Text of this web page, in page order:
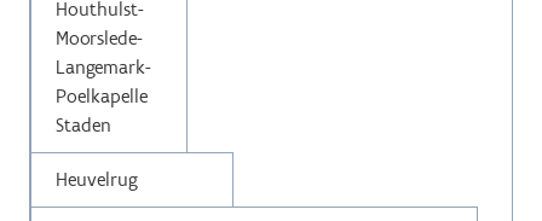
Houthulst-
Moorslede-
Langemark-
Poelkapelle
Staden
Heuvelrug